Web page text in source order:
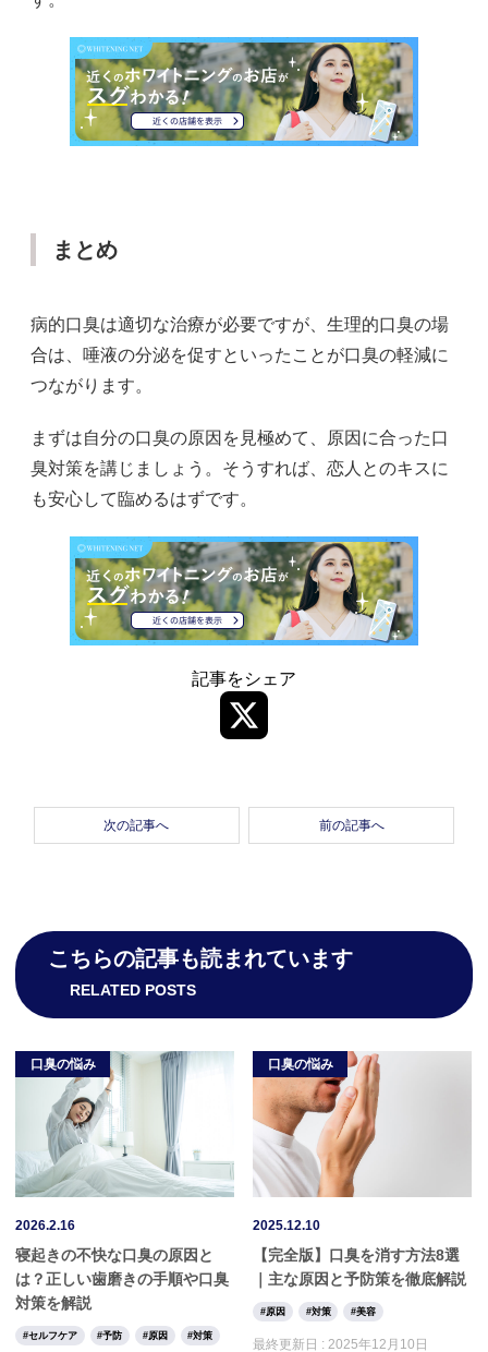
まとめ
病的口臭は適切な治療が必要ですが、生理的口臭の場
合は、唾液の分泌を促すといったことが口臭の軽減に
つながります。
まずは自分の口臭の原因を見極めて、原因に合った口
臭対策を講じましょう。そうすれば、恋人とのキスに
も安心して臨めるはずです。
記事をシェア
次の記事へ 前の記事へ
こちらの記事も読まれています
RELATED POSTS
口臭の悩み
2026.2.16
寝起きの不快な口臭の原因と
は？正しい歯磨きの手順や口臭
対策を解説
セルフケア 予防 原因 対策
口臭の悩み
2025.12.10
【完全版】口臭を消す方法8選
｜主な原因と予防策を徹底解説
原因 対策 美容
最終更新日 :2025年12月10日